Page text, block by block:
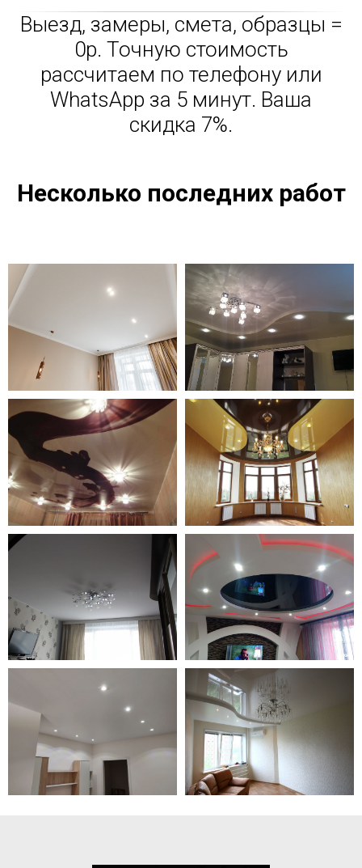
Выезд, замеры, смета, образцы =
0р. Точную стоимость
рассчитаем по телефону или
WhatsApp за 5 минут. Ваша
скидка 7%.
Несколько последних работ